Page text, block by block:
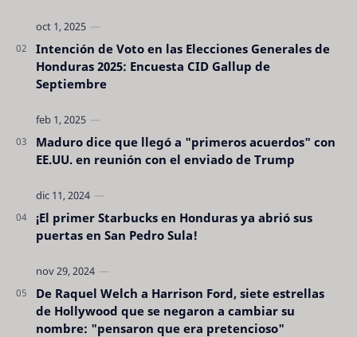
Intención de Voto en las Elecciones Generales de
Honduras 2025: Encuesta CID Gallup de
Septiembre
Maduro dice que llegó a "primeros acuerdos" con
EE.UU. en reunión con el enviado de Trump
¡El primer Starbucks en Honduras ya abrió sus
puertas en San Pedro Sula!
De Raquel Welch a Harrison Ford, siete estrellas
de Hollywood que se negaron a cambiar su
nombre: "pensaron que era pretencioso"